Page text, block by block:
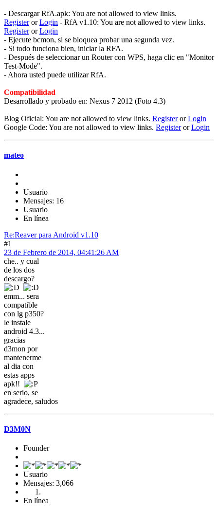
- Descargar RfA.apk: You are not allowed to view links.
RegisterorLogin - RfA v1.10: You are not allowed to view links.
RegisterorLogin
- Ejecute bcmon, si se bloquea probar una segunda vez.
- Si todo funciona bien, iniciar la RFA.
- Después de seleccionar un Router con WPS, haga clic en "Monitor
Test-Mode".
- Ahora usted puede utilizar RfA.
Compatibilidad
Desarrollado y probado en: Nexus 7 2012 (Foto 4.3)
Blog Oficial: You are not allowed to view links. RegisterorLogin
Google Code: You are not allowed to view links. RegisterorLogin
mateo
Usuario
Mensajes: 16
Usuario
En línea
Re:Reaver para Android v1.10
#1
23 de Febrero de 2014, 04:41:26 AM
che.. y cual
de los dos
descargo?
emm... sera
compatible
con lg p350?
le instale
android 4.3...
gracias
d3mon por
mantenerme
al dia con
estas apps
apk!!
en serio, se
agradece, saludos
D3M0N
Founder
Usuario
Mensajes: 3,066
En línea